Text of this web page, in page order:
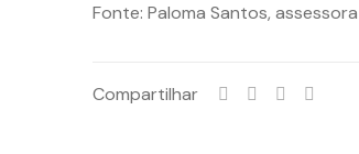
Fonte: Paloma Santos,
Compartilhar